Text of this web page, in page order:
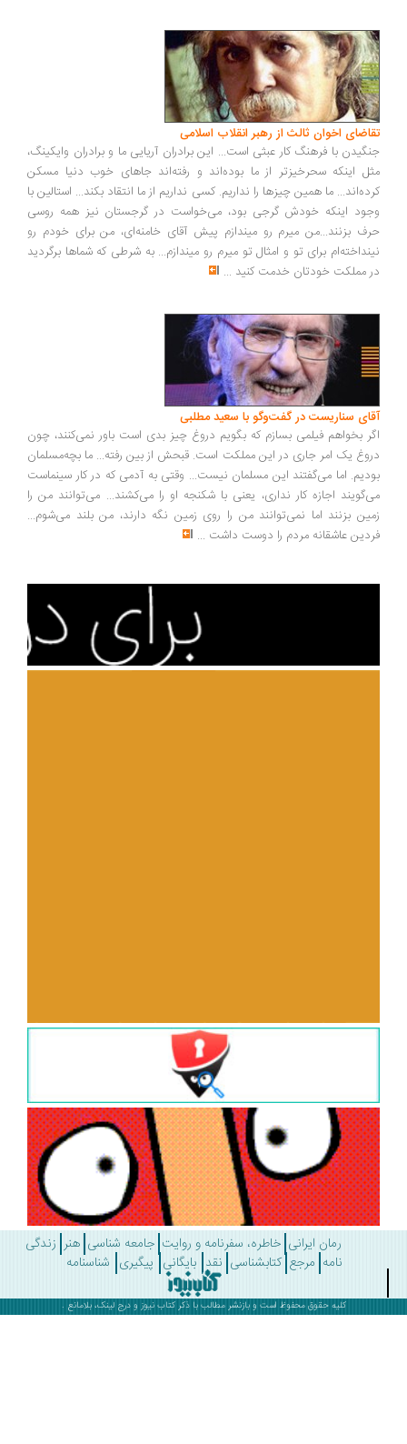
اخوان ثالث از رهبر انقلاب اسلامی
با فرهنگ کار عبثی است... این برادران آریایی ما و برادران وایکینگ،
اینکه سحرخیزتر از ما بوده‌اند و رفته‌اند جاهای خوب دنیا مسکن
ما همین چیزها را نداریم. کسی نداریم از ما انتقاد بکند... استالین با
اینکه خودش گرجی بود، می‌خواست در گرجستان نیز همه روسی
بزنند...من میرم رو میندازم پیش آقای خامنه‌ای، من برای خودم رو
برای تو و امثال تو میرم رو میندازم... به شرطی که شماها برگردید
مملکت خودتان خدمت کنید...
سناریست در گفت‌وگو با سعید مطلبی
بخواهم فیلمی بسازم که بگویم دروغ چیز بدی است باور نمی‌کنند، چون
یک امر جاری در این مملکت است. قبحش از بین رفته... ما بچه‌مسلمان
اما می‌گفتند این مسلمان نیست... وقتی به آدمی که در کار سینماست
اجازه کار نداری، یعنی با شکنجه او را می‌کشند... می‌توانند من را
بزنند اما نمی‌توانند من را روی زمین نگه دارند، من بلند می‌شوم...
عاشقانه مردم را دوست داشت ...
رمان ایرانی خاطره، سفرنامه و روایت جامعه شناسی هنر زندگی
مرجع کتابشناسی نقد بایگانی پیگیری شناسنامه
کلیه حقوق محفوظ است و بازنشر مطالب با ذکرکتاب نیوز و درج لینک، بلامانع .